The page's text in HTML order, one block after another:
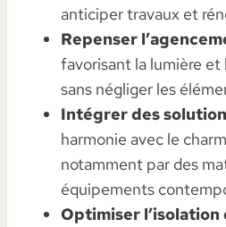
anticiper travaux et
Repenser
favorisant la lumière et
sans négliger les
Intégrer des
harmonie avec le
notamment par des
équipements
Optimiser